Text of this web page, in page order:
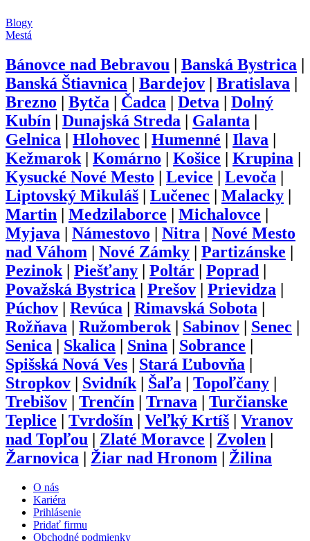
Blogy
Mestá
Bánovce nad Bebravou | Banská Bystrica |
Banská Štiavnica | Bardejov | Bratislava |
Brezno | Bytča | Čadca | Detva | Dolný
Kubín | Dunajská Streda | Galanta |
Gelnica | Hlohovec | Humenné | Ilava |
Kežmarok | Komárno | Košice | Krupina |
Kysucké Nové Mesto | Levice | Levoča |
Liptovský Mikuláš | Lučenec | Malacky |
Martin | Medzilaborce | Michalovce |
Myjava | Námestovo | Nitra | Nové Mesto
nad Váhom | Nové Zámky | Partizánske |
Pezinok | Piešťany | Poltár | Poprad |
Považská Bystrica | Prešov | Prievidza |
Púchov | Revúca | Rimavská Sobota |
Rožňava | Ružomberok | Sabinov | Senec |
Senica | Skalica | Snina | Sobrance |
Spišská Nová Ves | Stará Ľubovňa |
Stropkov | Svidník | Šaľa | Topoľčany |
Trebišov | Trenčín | Trnava | Turčianske
Teplice | Tvrdošín | Veľký Krtíš | Vranov
nad Topľou | Zlaté Moravce | Zvolen |
Žarnovica | Žiar nad Hronom | Žilina
O nás
Kariéra
Prihlásenie
Pridať firmu
Obchodné podmienky